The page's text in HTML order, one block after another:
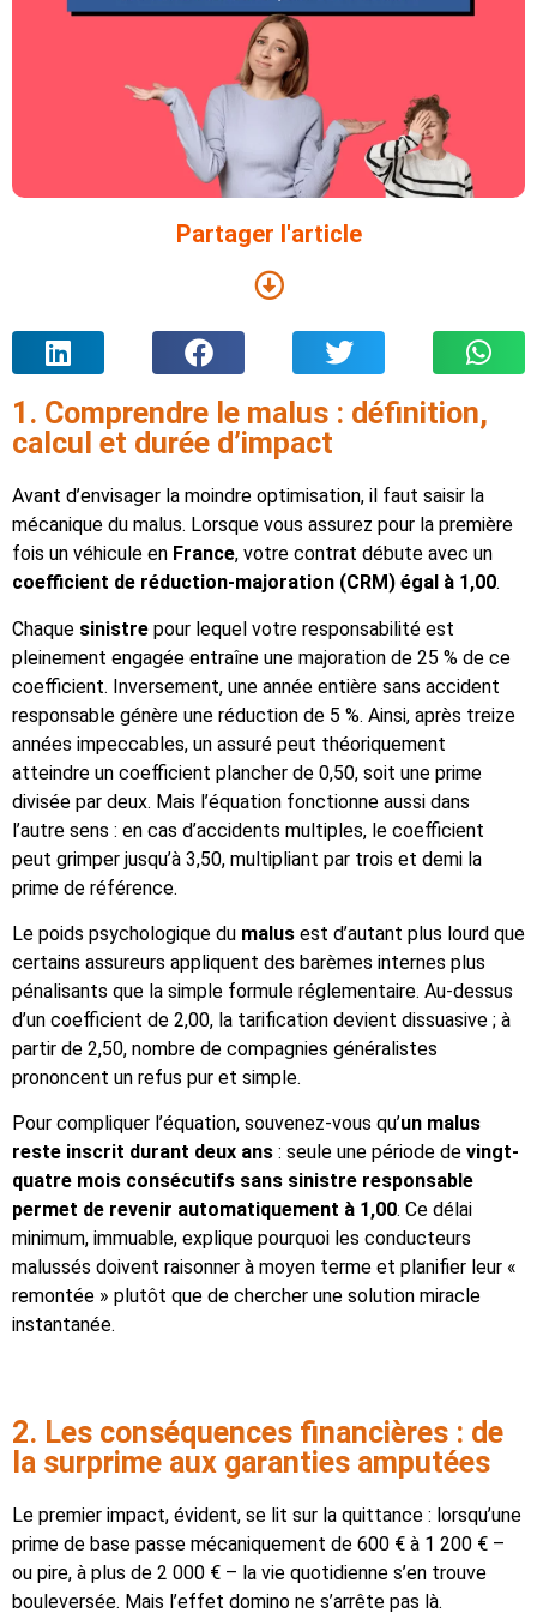
Partager l'article
1. Comprendre le malus : définition,
calcul et durée d’impact
Avant d’envisager la moindre optimisation, il faut saisir la
mécanique du malus. Lorsque vous assurez pour la première
fois un véhicule en France, votre contrat débute avec un
coefficient de réduction-majoration (CRM) égal à 1,00.
Chaque sinistre pour lequel votre responsabilité est
pleinement engagée entraîne une majoration de 25 % de ce
coefficient. Inversement, une année entière sans accident
responsable génère une réduction de 5 %. Ainsi, après treize
années impeccables, un assuré peut théoriquement
atteindre un coefficient plancher de 0,50, soit une prime
divisée par deux. Mais l’équation fonctionne aussi dans
l’autre sens : en cas d’accidents multiples, le coefficient
peut grimper jusqu’à 3,50, multipliant par trois et demi la
prime de référence.
Le poids psychologique du malus est d’autant plus lourd que
certains assureurs appliquent des barèmes internes plus
pénalisants que la simple formule réglementaire. Au-dessus
d’un coefficient de 2,00, la tarification devient dissuasive ; à
partir de 2,50, nombre de compagnies généralistes
prononcent un refus pur et simple.
Pour compliquer l’équation, souvenez-vous qu’un malus
reste inscrit durant deux ans : seule une période de vingt-
quatre mois consécutifs sans sinistre responsable
permet de revenir automatiquement à 1,00. Ce délai
minimum, immuable, explique pourquoi les conducteurs
malussés doivent raisonner à moyen terme et planifier leur «
remontée » plutôt que de chercher une solution miracle
instantanée.
2. Les conséquences financières : de
la surprime aux garanties amputées
Le premier impact, évident, se lit sur la quittance : lorsqu’une
prime de base passe mécaniquement de 600 € à 1 200 € –
ou pire, à plus de 2 000 € – la vie quotidienne s’en trouve
bouleversée. Mais l’effet domino ne s’arrête pas là.